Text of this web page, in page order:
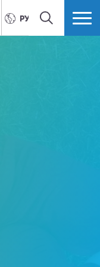
РУССКИЙ
ПОИСК БОЛЬШЕ